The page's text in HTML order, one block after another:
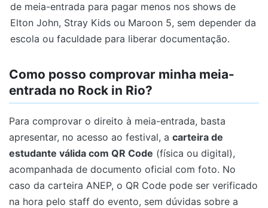
de meia-entrada para pagar menos nos shows de
Elton John, Stray Kids ou Maroon 5, sem depender da
escola ou faculdade para liberar documentação.
Como posso comprovar minha meia-
entrada no Rock in Rio?
Para comprovar o direito à meia-entrada, basta
apresentar, no acesso ao festival, a carteira de
estudante válida com QR Code (física ou digital),
acompanhada de documento oficial com foto. No
caso da carteira ANEP, o QR Code pode ser verificado
na hora pelo staff do evento, sem dúvidas sobre a